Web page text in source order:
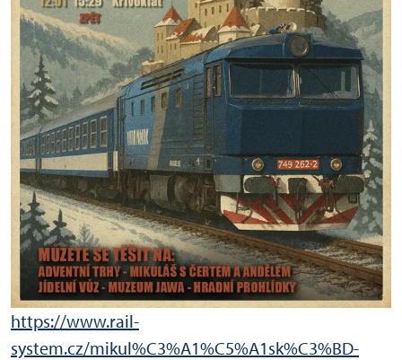
https://www.rail-
system.cz/mikul%C3%A1%C5%A1sk%C3%BD-